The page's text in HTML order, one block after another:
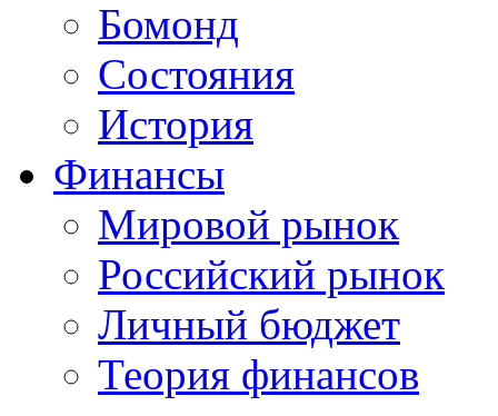
Бомонд
Состояния
История
Финансы
Мировой рынок
Российский рынок
Личный бюджет
Теория финансов